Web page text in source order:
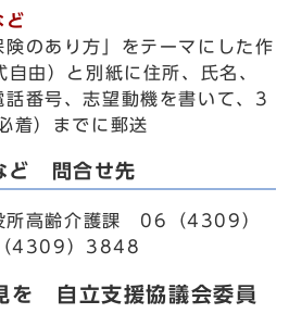
ど
のあり方」をテーマにした作
由）と別紙に住所、氏名、
番号、志望動機を書いて、3
着）までに郵送
ど 問合せ先
高齢介護課 06（4309）
4309）3848
を 自立支援協議会委員